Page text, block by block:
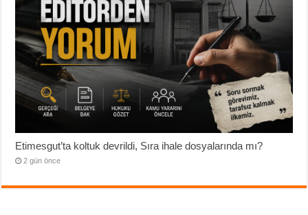
Etimesgut’ta koltuk devrildi, Sıra ihale dosyalarında mı?
2 gün önce